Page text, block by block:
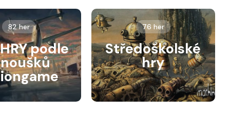
82 her
podle
76 her
Středoškolské
hry